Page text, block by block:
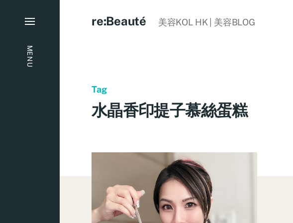
MENU
re:Beauté 美容KOL HK | 美容BLOG
Tag
水晶香印提子慕絲蛋糕